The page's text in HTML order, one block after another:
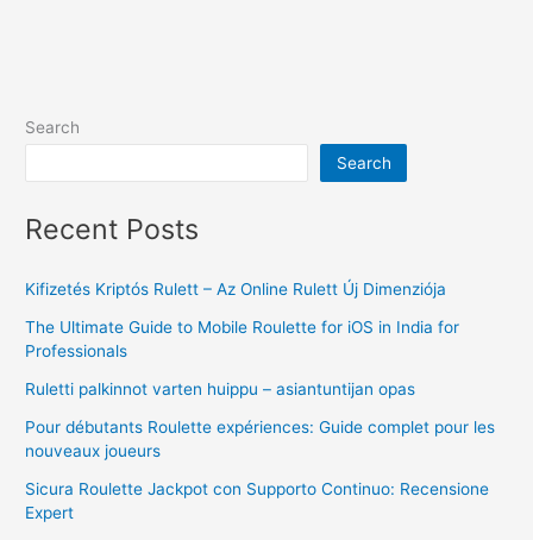
Search
Search
Recent Posts
Kifizetés Kriptós Rulett – Az Online Rulett Új Dimenziója
The Ultimate Guide to Mobile Roulette for iOS in India for
Professionals
Ruletti palkinnot varten huippu – asiantuntijan opas
Pour débutants Roulette expériences: Guide complet pour les
nouveaux joueurs
Sicura Roulette Jackpot con Supporto Continuo: Recensione
Expert